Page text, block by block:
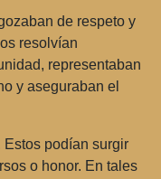
de respeto y
resolvían
representaban
y aseguraban el
Estos podían surgir
o honor. En tales